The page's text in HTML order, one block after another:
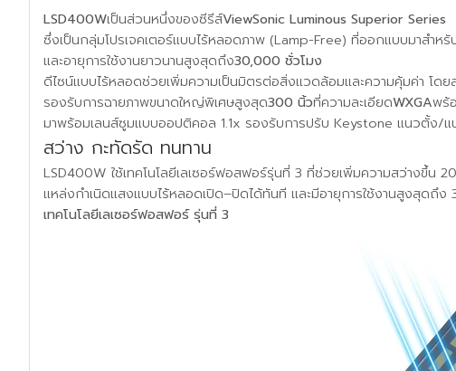
LSD400Wเป็นส่วนหนึ่งของซีรีส์ViewSonic Luminous Superior Series
ซึ่งเป็นกลุ่มโปรเจคเตอร์แบบไร้หลอดภาพ (Lamp-Free) ที่ออกแบบมาสำ
และอายุการใช้งานยาวนานสูงสุดถึง30,000 ชั่วโมง
ดีไซน์แบบไร้หลอดช่วยเพิ่มความเป็นมิตรต่อสิ่งแวดล้อมและความคุ้มค่า โด
รองรับการฉายภาพขนาดใหญ่พิเศษสูงสุด300 นิ้วที่ความละเอียดWXGAพร้
มาพร้อมเลนส์ซูมแบบออปติคอล 1.1x รองรับการปรับ Keystone แนวตั้ง/
สว่าง กะทัดรัด ทนทาน
LSD400W ใช้เทคโนโลยีเลเซอร์ฟอสฟอร์รุ่นที่ 3 ที่ช่วยเพิ่มความสว่างขึ้น
แหล่งกำเนิดแสงแบบไร้หลอดเปิด–ปิดได้ทันที และมีอายุการใช้งานสูงสุดถึ
เทคโนโลยีเลเซอร์ฟอสฟอร์ รุ่นที่ 3